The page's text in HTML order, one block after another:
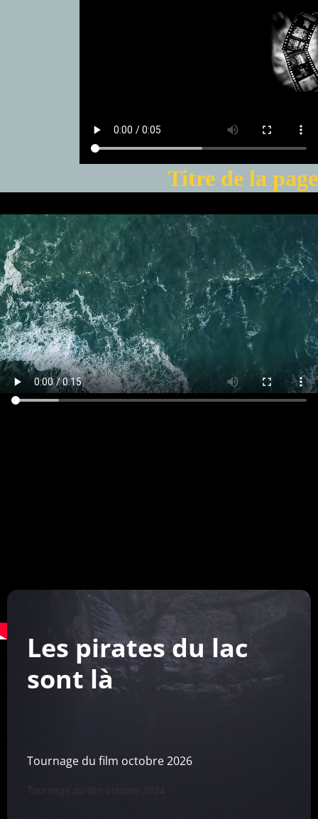
Titre de la page
Les pirates du lac
sont là
Tournage du film octobre 2026